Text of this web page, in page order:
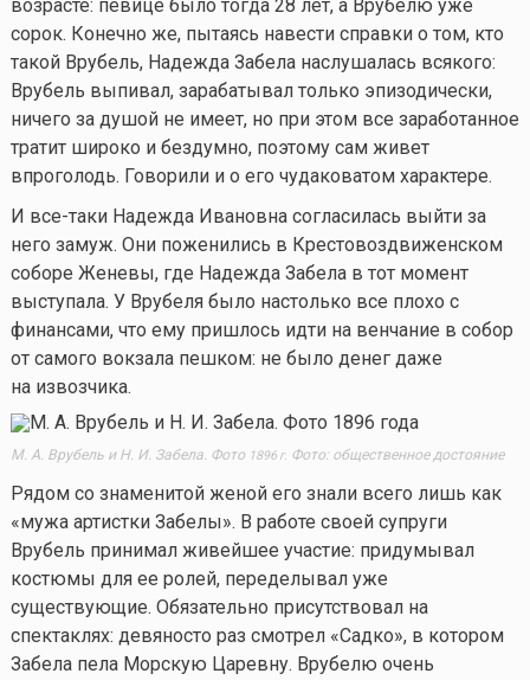
возрасте: певице было тогда 28 лет, а Врубелю уже
сорок. Конечно же, пытаясь навести справки о том, кто
такой Врубель, Надежда Забела наслушалась всякого:
Врубель выпивал, зарабатывал только эпизодически,
ничего за душой не имеет, но при этом все заработанное
тратит широко и бездумно, поэтому сам живет
впроголодь. Говорили и о его чудаковатом характере.
И все-таки Надежда Ивановна согласилась выйти за
него замуж. Они поженились в Крестовоздвиженском
соборе Женевы, где Надежда Забела в тот момент
выступала. У Врубеля было настолько все плохо с
финансами, что ему пришлось идти на венчание в собор
от самого вокзала пешком: не было денег даже
на извозчика.
М. А. Врубель и Н. И. Забела. Фото 1896 г. Фото: общественное достояние
Рядом со знаменитой женой его знали всего лишь как
«мужа артистки Забелы». В работе своей супруги
Врубель принимал живейшее участие: придумывал
костюмы для ее ролей, переделывал уже
существующие. Обязательно присутствовал на
спектаклях: девяносто раз смотрел «Садко», в котором
Забела пела Морскую Царевну. Врубелю очень